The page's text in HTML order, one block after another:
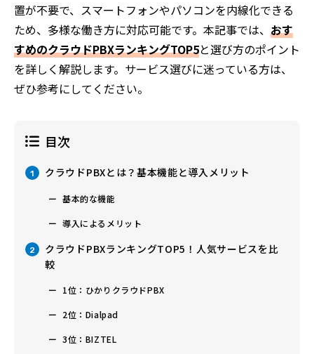
置が不要で、スマートフォンやパソコンを内線化できる
ため、多様な働き方に対応可能です。本記事では、 おす
すめのクラウドPBXランキングTOP5と選び方のポイント
を詳しく解説します。サービス選びに迷っている方は、
ぜひ参考にしてください。
目次
1 クラウドPBXとは？基本機能と導入メリット
基本的な機能
導入によるメリット
2
クラウドPBXランキングTOP5！人気サービスを比
較
1位：ひかりクラウドPBX
2位：Dialpad
3位：BIZTEL